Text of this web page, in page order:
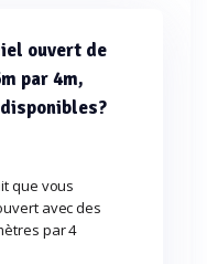
ouvert de
par 4m,
que vous
avec des
par 4